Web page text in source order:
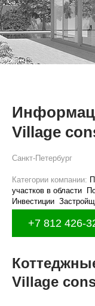
Village
Санкт-Петербург
Категории компании:
участков в области
Инвестиции
+7 812 426-
Village